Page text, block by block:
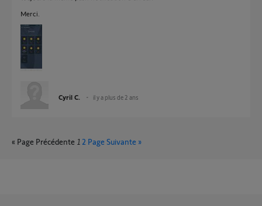
Merci.
Cyril C. il y a plus de 2 ans
« Page Précédente 1 2 Page Suivante »